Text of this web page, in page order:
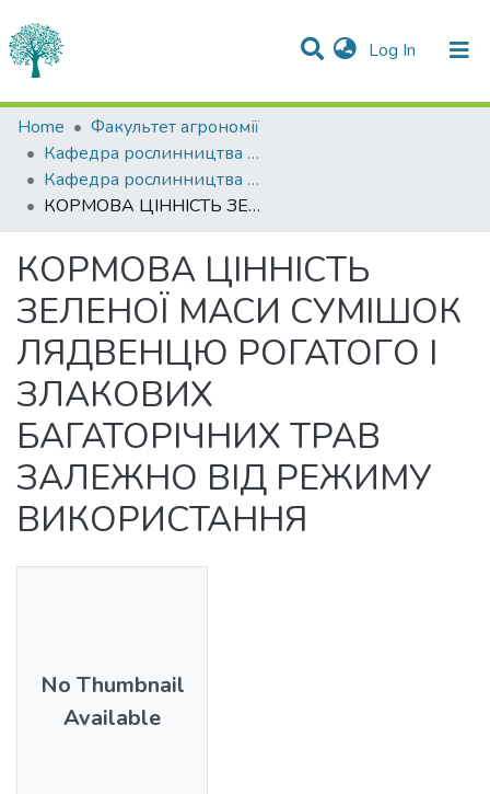
Log In (current)
Statistics
Communities & Collections
All of DSpace
Home
Факультет агрономії
Кафедра рослинництва імені О.І.Зінченка
Кафедра рослинництва імені О.І.Зінченка
КОРМОВА ЦІННІСТЬ ЗЕЛЕНОЇ МАСИ СУМІШОК ЛЯДВЕНЦЮ РОГАТОГО І ЗЛАКОВИХ БАГАТОРІЧНИХ ТРАВ ЗАЛЕЖНО ВІД РЕЖИМУ ВИКОРИСТАННЯ
КОРМОВА ЦІННІСТЬ
ЗЕЛЕНОЇ МАСИ СУМІШОК
ЛЯДВЕНЦЮ РОГАТОГО І
ЗЛАКОВИХ
БАГАТОРІЧНИХ ТРАВ
ЗАЛЕЖНО ВІД РЕЖИМУ
ВИКОРИСТАННЯ
No Thumbnail
Available